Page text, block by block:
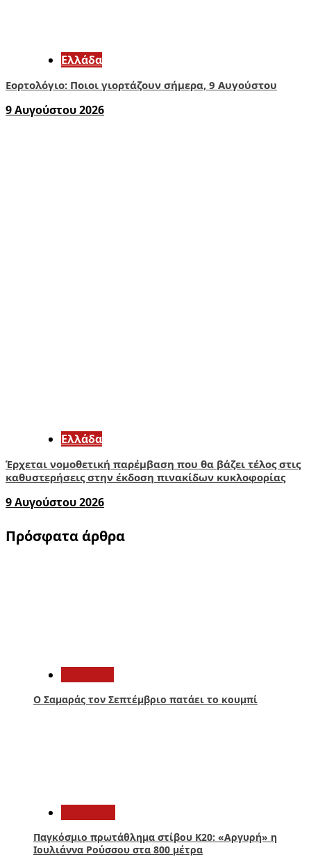
Ελλάδα
Εορτολόγιο: Ποιοι γιορτάζουν σήμερα, 9 Αυγούστου
9 Αυγούστου 2026
Ελλάδα
Έρχεται νομοθετική παρέμβαση που θα βάζει τέλος στις
καθυστερήσεις στην έκδοση πινακίδων κυκλοφορίας
9 Αυγούστου 2026
Πρόσφατα άρθρα
Ο Σαμαράς τον Σεπτέμβριο πατάει το κουμπί
Παγκόσμιο πρωτάθλημα στίβου Κ20: «Αργυρή» η
Ιουλιάννα Ρούσσου στα 800 μέτρα